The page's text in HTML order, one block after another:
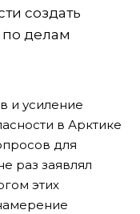
создать
делам
и усиление
в Арктике
для
раз заявлял
этих